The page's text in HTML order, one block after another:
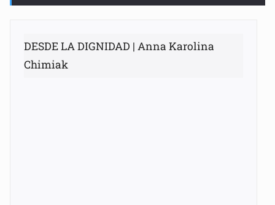
DESDE LA DIGNIDAD | Anna Karolina
Chimiak